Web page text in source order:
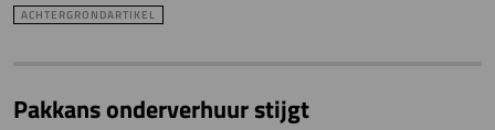
ACHTERGRONDARTIKEL
Pakkans onderverhuur stijgt